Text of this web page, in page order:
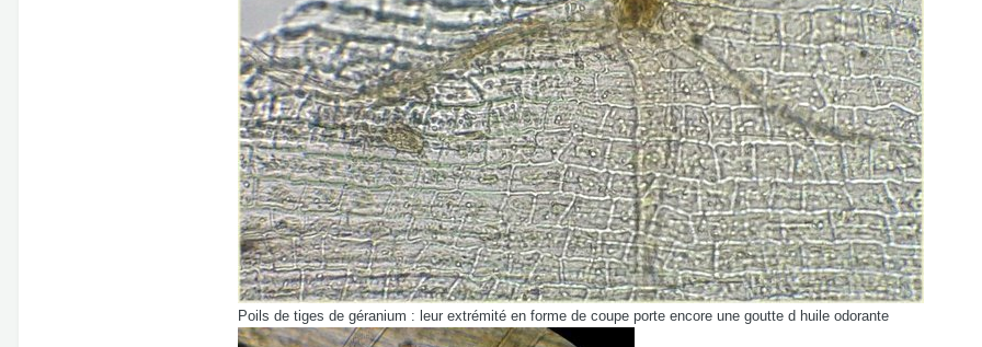
Poils de tiges de géranium : leur extrémité en forme de coupe porte encore une goutte d huile odorante